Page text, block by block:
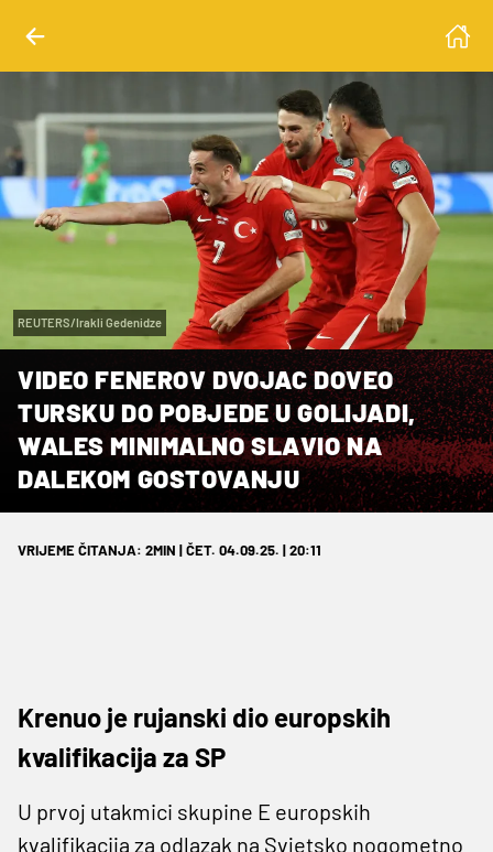
REUTERS/Irakli Gedenidze
VIDEO FENEROV DVOJAC DOVEO
TURSKU DO POBJEDE U GOLIJADI,
WALES MINIMALNO SLAVIO NA
DALEKOM GOSTOVANJU
VRIJEME ČITANJA: 2MIN | ČET. 04.09.25. | 20:11
Krenuo je rujanski dio europskih
kvalifikacija za SP
U prvoj utakmici skupine E europskih
kvalifikacija za odlazak na Svjetsko nogometno